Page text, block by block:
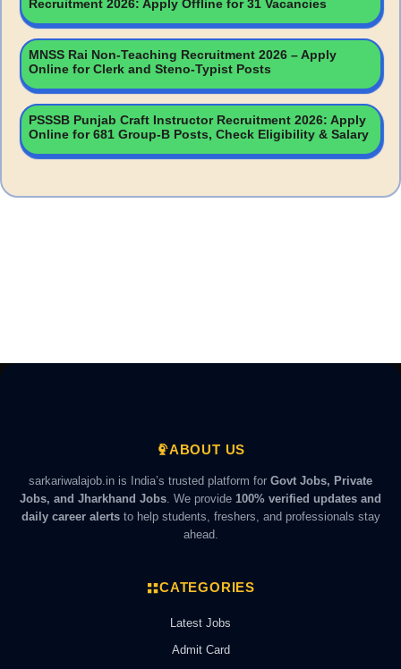
Recruitment 2026: Apply Offline for 31 Vacancies
MNSS Rai Non-Teaching Recruitment 2026 – Apply
Online for Clerk and Steno-Typist Posts
PSSSB Punjab Craft Instructor Recruitment 2026: Apply
Online for 681 Group-B Posts, Check Eligibility & Salary
ABOUT US
sarkariwalajob.in is India’s trusted platform for Govt Jobs, Private
Jobs, and Jharkhand Jobs. We provide 100% verified updates and
daily career alertsto help students, freshers, and professionals stay
ahead.
CATEGORIES
Latest Jobs
Admit Card